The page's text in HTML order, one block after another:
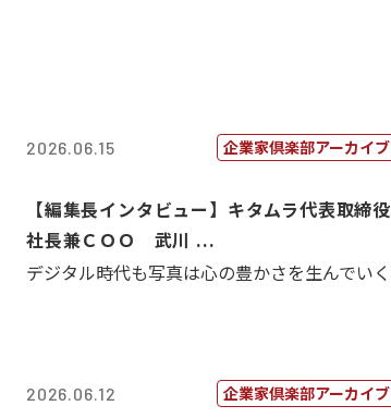
2026.06.15 企業家倶楽部アーカイブ
【編集長インタビュー】キタムラ代表取締役
社長兼ＣＯＯ 武川 ...
デジタル時代も写真は心の豊かさを生んでいく
2026.06.12 企業家倶楽部アーカイブ